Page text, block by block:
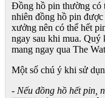
Đồng hồ pin thường có
nhiên đồng hồ pin
xưởng nên có thể hết
ngay sau khi mua. Quý
mang ngay qua The
Một số chú ý khi sử
- Nếu đồng hồ hết pin,